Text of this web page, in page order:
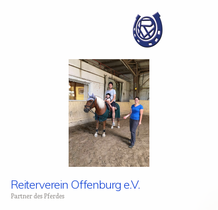
Reiterverein Offenburg e.V.
Partner des Pferdes